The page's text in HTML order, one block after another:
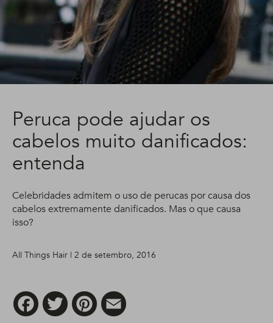
Peruca pode ajudar os
cabelos muito danificados:
entenda
Celebridades admitem o uso de perucas por causa dos
cabelos extremamente danificados. Mas o que causa
isso?
All Things Hair | 2 de setembro, 2016
FacebookTwitter Pinterest